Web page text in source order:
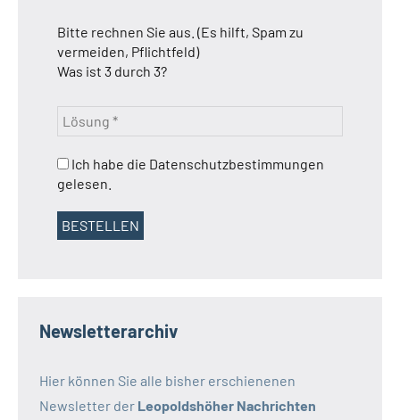
Bitte rechnen Sie aus. (Es hilft, Spam zu
vermeiden, Pflichtfeld)
Was ist 3 durch 3?
Ich habe die Datenschutzbestimmungen
gelesen.
Newsletterarchiv
Hier können Sie alle bisher erschienenen
Newsletter der Leopoldshöher Nachrichten